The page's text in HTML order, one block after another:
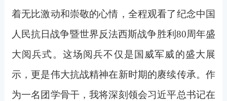
着无比激动和崇敬的心情，全程观看了纪念中国
人民抗日战争暨世界反法西斯战争胜利80周年盛
大阅兵式。这场阅兵不仅是国威军威的盛大展
示，更是伟大抗战精神在新时期的赓续传承。作
为一名团学骨干，我将深刻领会习近平总书记在